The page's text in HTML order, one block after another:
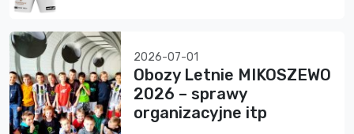
2026-07-01
Obozy Letnie MIKOSZEWO
2026 – sprawy
organizacyjne itp